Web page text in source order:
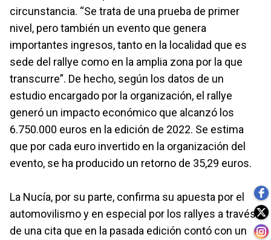
circunstancia. “Se trata de una prueba de primer
nivel, pero también un evento que genera
importantes ingresos, tanto en la localidad que es
sede del rallye como en la amplia zona por la que
transcurre”. De hecho, según los datos de un
estudio encargado por la organización, el rallye
generó un impacto económico que alcanzó los
6.750.000 euros en la edición de 2022. Se estima
que por cada euro invertido en la organización del
evento, se ha producido un retorno de 35,29 euros.
La Nucía, por su parte, confirma su apuesta por el
automovilismo y en especial por los rallyes a través
de una cita que en la pasada edición contó con un